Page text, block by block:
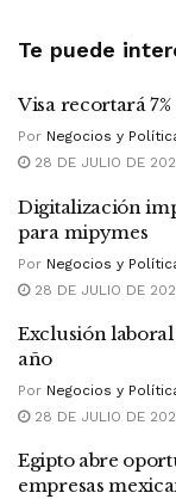
Te puede
Visa recortará
Por Negocios y
28 DE JULIO DE
Digitalización
para mipymes
Por Negocios y
28 DE JULIO DE
Exclusión
año
Por Negocios y
28 DE JULIO DE
Egipto abre
empresas